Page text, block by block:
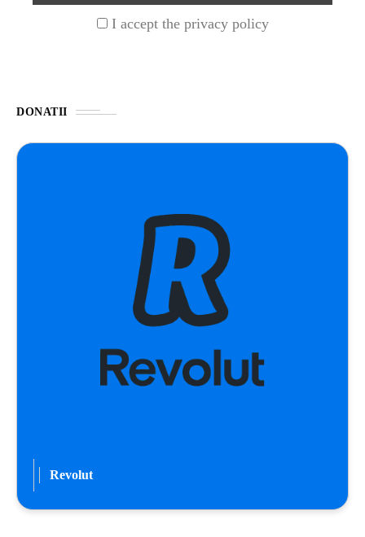
I accept the privacy policy
DONATII
Revolut
BLOG 2 years ago
Espressor paduri Senseo blocat?Afla cum îl